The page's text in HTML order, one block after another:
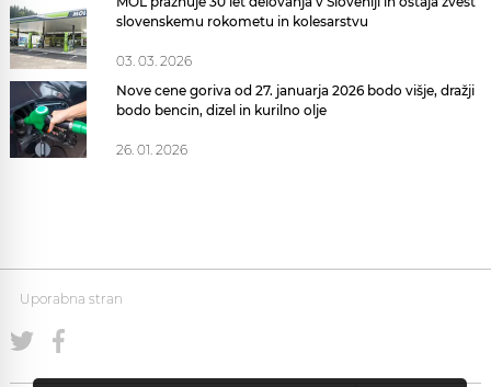
slovenskemu rokometu in kolesarstvu
03. 03. 2026
Nove cene goriva od 27. januarja 2026 bodo višje, dražji
bodo bencin, dizel in kurilno olje
26. 01. 2026
Uporabna stran